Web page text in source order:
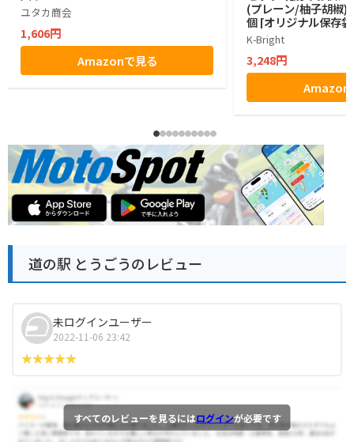
ユタカ商会
1,606円
Amazonで見る
(プレーン/柚子胡椒)
個 [オリジナル保存
K-Bright
3,248円
Amazon
道の駅 とうごうのレビュー
未ログインユーザー
2022-11-06 23:42
すべてのレビューを見るにはログインが必要です